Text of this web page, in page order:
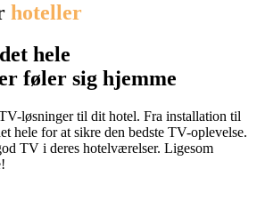
hoteller
hele
føler sig hjemme
løsninger til dit hotel. Fra installation til
hele for at sikre den bedste TV-oplevelse.
TV i deres hotelværelser. Ligesom